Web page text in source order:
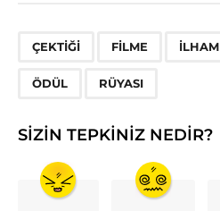
ÇEKTIĞI FILME ILHAM
ÖDÜL RÜYASI
SIZIN TEPKINIZ NEDIR?